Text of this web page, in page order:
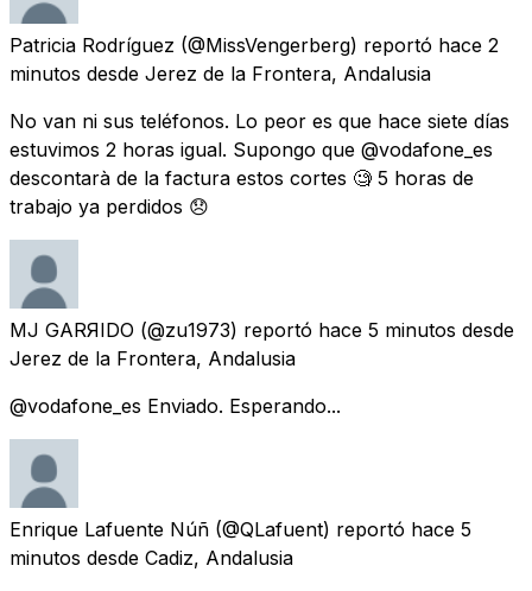
Patricia Rodríguez (@MissVengerberg) reportó hace 2
minutos desde Jerez de la Frontera, Andalusia
No van ni sus teléfonos. Lo peor es que hace siete días
estuvimos 2 horas igual. Supongo que @vodafone_es
descontarà de la factura estos cortes 🧐 5 horas de
trabajo ya perdidos 😞
MJ GARЯIDO (@zu1973) reportó hace 5 minutos desde
Jerez de la Frontera, Andalusia
@vodafone_es Enviado. Esperando...
Enrique Lafuente Núñ (@QLafuent) reportó hace 5
minutos desde Cadiz, Andalusia